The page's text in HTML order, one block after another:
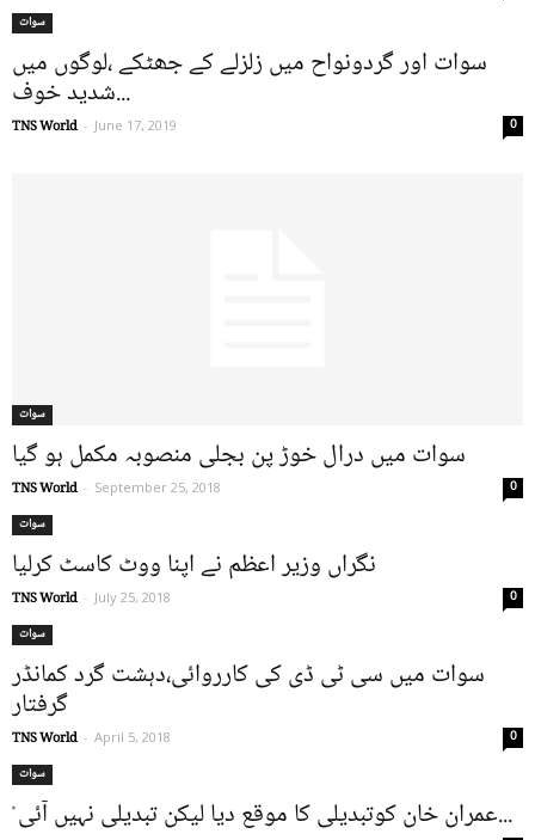
سوات
سوات اور گردونواح میں زلزلے کے جھٹکے ،لوگوں میں
شدید خوف...
TNS World - June 17, 2019 0
سوات
سوات میں درال خوڑ پن بجلی منصوبہ مکمل ہو گیا
TNS World - September 25, 2018
0
سوات
نگراں وزیر اعظم نے اپنا ووٹ کاسٹ کرلیا
TNS World - July 25, 2018
0
سوات
سوات میں سی ٹی ڈی کی کارروائی،دہشت گرد کمانڈر
گرفتار
TNS World - April 5, 2018
0
سوات
ْ عمران خان کوتبدیلی کا موقع دیا لیکن تبدیلی نہیں آئی...